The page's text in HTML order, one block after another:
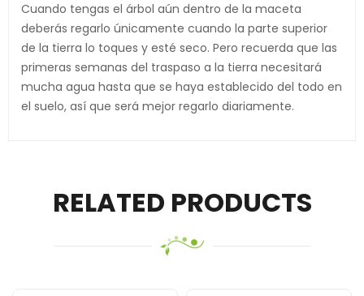
Cuando tengas el árbol aún dentro de la maceta
deberás regarlo únicamente cuando la parte superior
de la tierra lo toques y esté seco. Pero recuerda que las
primeras semanas del traspaso a la tierra necesitará
mucha agua hasta que se haya establecido del todo en
el suelo, así que será mejor regarlo diariamente.
RELATED PRODUCTS